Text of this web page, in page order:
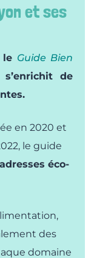
et ses
le Guide Bien
s’enrichit de
en 2020 et
le guide
éco-
des
domaine